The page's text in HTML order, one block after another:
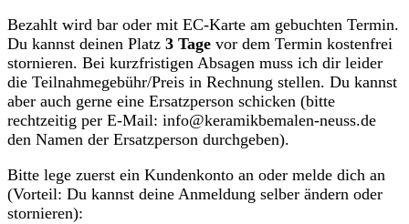
Bezahlt wird bar oder mit EC-Karte am gebuchten Termin.
Du kannst deinen Platz 3 Tage vor dem Termin kostenfrei
stornieren. Bei kurzfristigen Absagen muss ich dir leider
die Teilnahmegebühr/Preis in Rechnung stellen. Du kannst
aber auch gerne eine Ersatzperson schicken (bitte
rechtzeitig per E-Mail: info@keramikbemalen-neuss.de
den Namen der Ersatzperson durchgeben).
Bitte lege zuerst ein Kundenkonto an oder melde dich an
(Vorteil: Du kannst deine Anmeldung selber ändern oder
stornieren):